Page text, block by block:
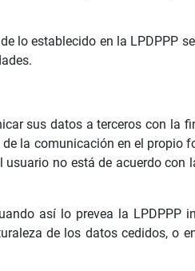
lo establecido en la LPDPPP
sus datos a terceros con la
la comunicación en el propio
no está de acuerdo con
así lo prevea la LPDPPP
de los datos cedidos, o